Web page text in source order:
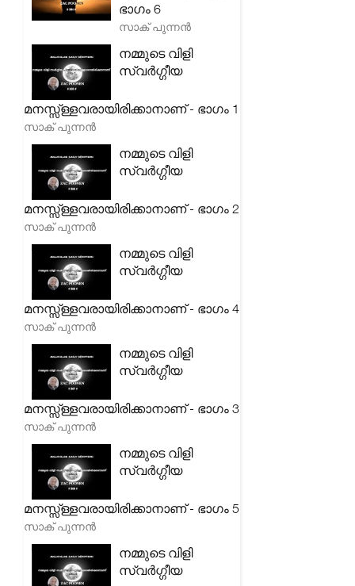
ഭാഗം 6
സാക് പുന്നൻ
നമ്മുടെ വിളി
സ്വർഗ്ഗീയ
മനസ്സ്ള്ളവരായിരിക്കാനാണ് - ഭാഗം 1
സാക് പുന്നൻ
നമ്മുടെ വിളി
സ്വർഗ്ഗീയ
മനസ്സ്ള്ളവരായിരിക്കാനാണ് - ഭാഗം 2
സാക് പുന്നൻ
നമ്മുടെ വിളി
സ്വർഗ്ഗീയ
മനസ്സ്ള്ളവരായിരിക്കാനാണ് - ഭാഗം 4
സാക് പുന്നൻ
നമ്മുടെ വിളി
സ്വർഗ്ഗീയ
മനസ്സ്ള്ളവരായിരിക്കാനാണ് - ഭാഗം 3
സാക് പുന്നൻ
നമ്മുടെ വിളി
സ്വർഗ്ഗീയ
മനസ്സ്ള്ളവരായിരിക്കാനാണ് - ഭാഗം 5
സാക് പുന്നൻ
നമ്മുടെ വിളി
സ്വർഗ്ഗീയ